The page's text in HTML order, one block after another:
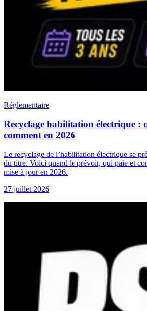
Réglementaire
Recyclage habilitation électrique :
comment en 2026
Le recyclage de l’habilitation électrique se
du titre. Voici quand le prévoir, qui paie et
mise à jour en 2026.
27 juillet 2026